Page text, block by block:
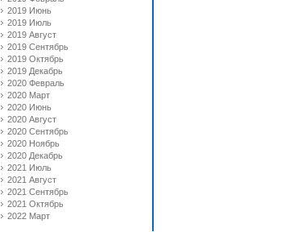
2019 Июнь
2019 Июль
2019 Август
2019 Сентябрь
2019 Октябрь
2019 Декабрь
2020 Февраль
2020 Март
2020 Июнь
2020 Август
2020 Сентябрь
2020 Ноябрь
2020 Декабрь
2021 Июль
2021 Август
2021 Сентябрь
2021 Октябрь
2022 Март